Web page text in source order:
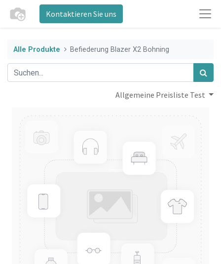
Kontaktieren Sie uns
Alle Produkte Befiederung Blazer X2 Bohning
Allgemeine Preisliste Test